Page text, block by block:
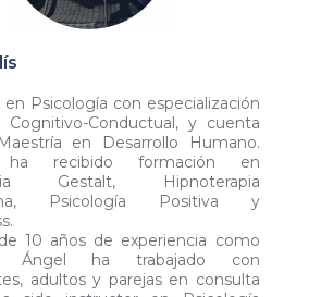
en Psicología con especialización
Cognitivo-Conductual, y cuenta
en Desarrollo Humano.
ha recibido formación en
Gestalt, Hipnoterapia
Psicología Positiva y
10 años de experiencia como
Ángel ha trabajado con
adultos y parejas en consulta